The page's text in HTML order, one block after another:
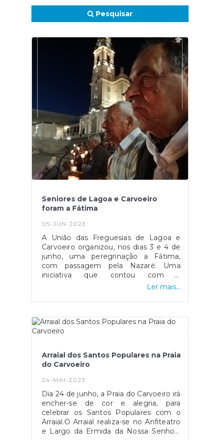
Pesquisar
Seniores de Lagoa e Carvoeiro
foram a Fátima
05-JUN-2023
A União das Freguesias de Lagoa e
Carvoeiro organizou, nos dias 3 e 4 de
junho, uma peregrinação a Fátima,
com passagem pela Nazaré. Uma
iniciativa que contou com a
participação de 100 seniores desta
de dois dias de oração e lazer em
Freguesias de Lagoa e Carvoeiro,
Joaquim João, marcou presença no
seniores merecem o nosso respeito,
carinho e gratidão pelo trabalho de
uma vida” e salientou a importância
destes passeios, que promovem o
dos objetivos dos Centros Seniores de
Lagoa e Carvoeiro.A iniciativa contou
ainda com a presença de elementos
do executivo e colaboradores da UFLC.
Ler mais...
Arraial dos Santos Populares na Praia
do Carvoeiro
24-MAI-2023
Dia 24 de junho, a Praia do Carvoeiro irá
encher-se de cor e alegria, para
celebrar os Santos Populares com o
Arraial.O Arraial realiza-se no Anfiteatro
e Largo da Ermida da Nossa Senhora